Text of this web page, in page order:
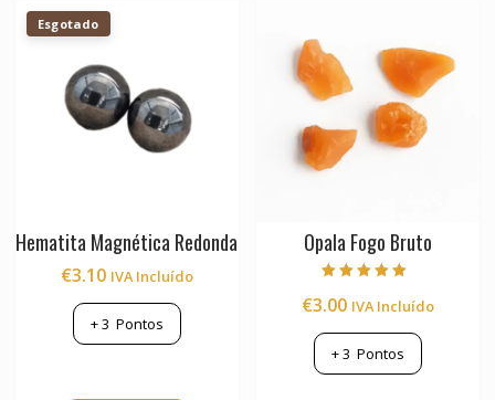
Esgotado
Hematita Magnética Redonda
€3.10 IVA Incluído
+3 Pontos
Opala Fogo Bruto
5.00
€3.00 IVA Incluído
+3 Pontos